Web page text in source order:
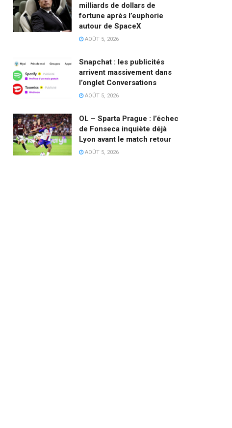
milliards de dollars de
fortune après l’euphorie
autour de SpaceX
AOÛT 5, 2026
Snapchat : les publicités
arrivent massivement dans
l’onglet Conversations
AOÛT 5, 2026
OL – Sparta Prague : l’échec
de Fonseca inquiète déjà
Lyon avant le match retour
AOÛT 5, 2026